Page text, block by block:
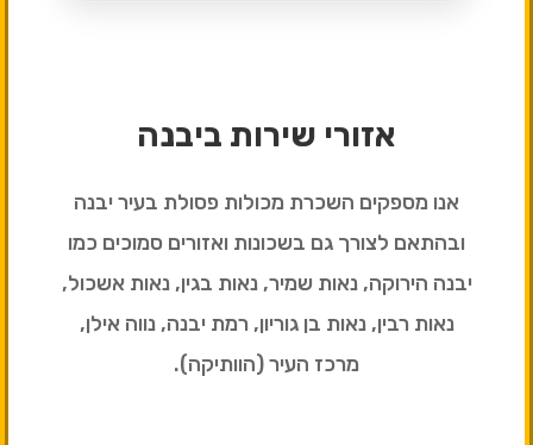
אזורי שירות ביבנה
אנו מספקים השכרת מכולות פסולת בעיר יבנה
ובהתאם לצורך גם בשכונות ואזורים סמוכים כמו
יבנה הירוקה, נאות שמיר, נאות בגין, נאות אשכול,
נאות רבין, נאות בן גוריון, רמת יבנה, נווה אילן,
מרכז העיר (הוותיקה).